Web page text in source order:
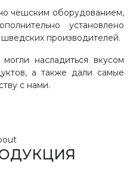
чешским оборудованием,
установлено
производителей.
насладиться вкусом
а также дали самые
с нами.